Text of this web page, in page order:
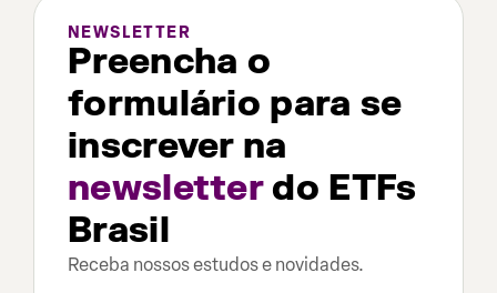
NEWSLETTER
Preencha o
formulário para se
inscrever na
newsletterdo ETFs
Brasil
Receba nossos estudos e novidades.